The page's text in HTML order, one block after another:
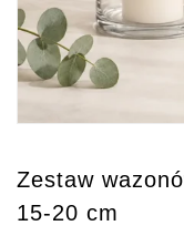
Zestaw
15-20 cm